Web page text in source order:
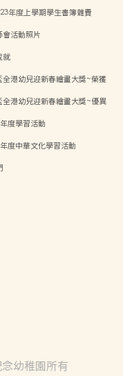
年度上學期學生書簿雜費
會活動照片
就
全港幼兒迎新春繪畫大獎~榮獲
全港幼兒迎新春繪畫大獎~優異
度學習活動
度中華文化學習活動
幼稚園所有